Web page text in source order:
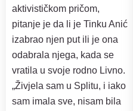
aktivističkom pričom,
pitanje je da li je Tinku Anić
izabrao njen put ili je ona
odabrala njega, kada se
vratila u svoje rodno Livno.
„Živjela sam u Splitu, i iako
sam imala sve, nisam bila